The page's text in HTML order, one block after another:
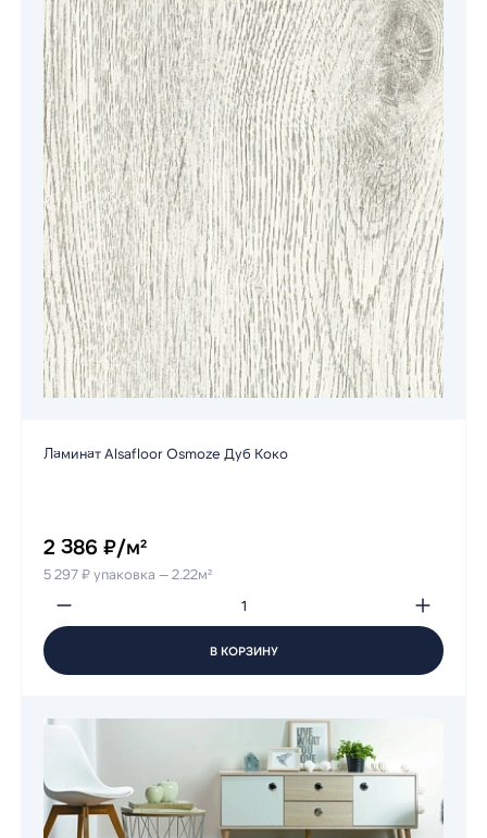
Ламинат Alsafloor Osmoze Дуб Коко
2 386 ₽/м²
5 297 ₽ упаковка — 2.22м²
В КОРЗИНУ